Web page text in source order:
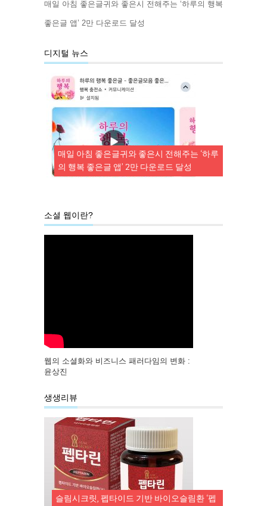
매일 아침 좋은글귀와 좋은시 전해주는 ‘하루의 행복
좋은글 앱’ 2만 다운로드 달성
디지털 뉴스
매일 아침 좋은글귀와 좋은시 전해주는 ‘하루
의 행복 좋은글 앱’ 2만 다운로드 달성
소셜 웹이란?
웹의 소셜화와 비즈니스 패러다임의 변화 :
윤상진
생생리뷰
슬림시크릿, 펩타이드 기반 바이오슬림환 ‘펩